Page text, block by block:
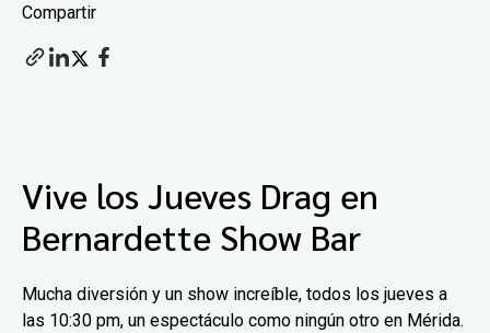
Compartir
Vive los Jueves Drag en
Bernardette Show Bar
Mucha diversión y un show increíble, todos los jueves a
las 10:30 pm, un espectáculo como ningún otro en Mérida.